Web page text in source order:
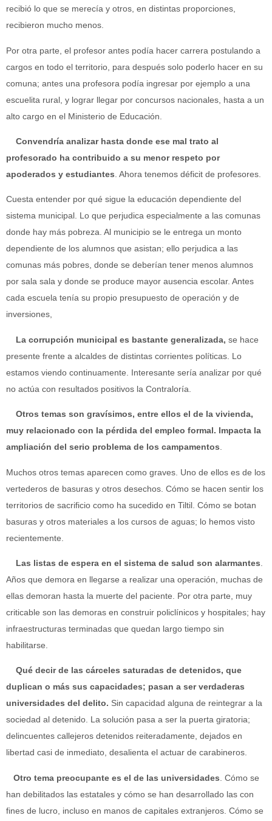
recibió lo que se merecía y otros, en distintas proporciones,
recibieron mucho menos.
Por otra parte, el profesor antes podía hacer carrera postulando a
cargos en todo el territorio, para después solo poderlo hacer en su
comuna; antes una profesora podía ingresar por ejemplo a una
escuelita rural, y lograr llegar por concursos nacionales, hasta a un
alto cargo en el Ministerio de Educación.
Convendría analizar hasta donde ese mal trato al
profesorado ha contribuido a su menor respeto por
apoderados y estudiantes . Ahora tenemos déficit de profesores.
Cuesta entender por qué sigue la educación dependiente del
sistema municipal. Lo que perjudica especialmente a las comunas
donde hay más pobreza. Al municipio se le entrega un monto
dependiente de los alumnos que asistan; ello perjudica a las
comunas más pobres, donde se deberían tener menos alumnos
por sala sala y donde se produce mayor ausencia escolar. Antes
cada escuela tenía su propio presupuesto de operación y de
inversiones,
La corrupción municipal es bastante generalizada, se hace
presente frente a alcaldes de distintas corrientes políticas. Lo
estamos viendo continuamente. Interesante sería analizar por qué
no actúa con resultados positivos la Contraloría.
Otros temas son gravísimos, entre ellos el de la vivienda,
muy relacionado con la pérdida del empleo formal. Impacta la
ampliación del serio problema de los campamentos
Muchos otros temas aparecen como graves. Uno de ellos es de los
vertederos de basuras y otros desechos. Cómo se hacen sentir los
territorios de sacrificio como ha sucedido en Tiltil. Cómo se botan
basuras y otros materiales a los cursos de aguas; lo hemos visto
recientemente.
Las listas de espera en el sistema de salud son alarmantes
Años que demora en llegarse a realizar una operación, muchas de
ellas demoran hasta la muerte del paciente. Por otra parte, muy
criticable son las demoras en construir policlínicos y hospitales; hay
infraestructuras terminadas que quedan largo tiempo sin
habilitarse.
Qué decir de las cárceles saturadas de detenidos, que
duplican o más sus capacidades; pasan a ser verdaderas
universidades del delito. Sin capacidad alguna de reintegrar a la
sociedad al detenido. La solución pasa a ser la puerta giratoria;
delincuentes callejeros detenidos reiteradamente, dejados en
libertad casi de inmediato, desalienta el actuar de carabineros.
Otro tema preocupante es el de las universidades . Cómo se
han debilitados las estatales y cómo se han desarrollado las con
fines de lucro, incluso en manos de capitales extranjeros. Cómo se